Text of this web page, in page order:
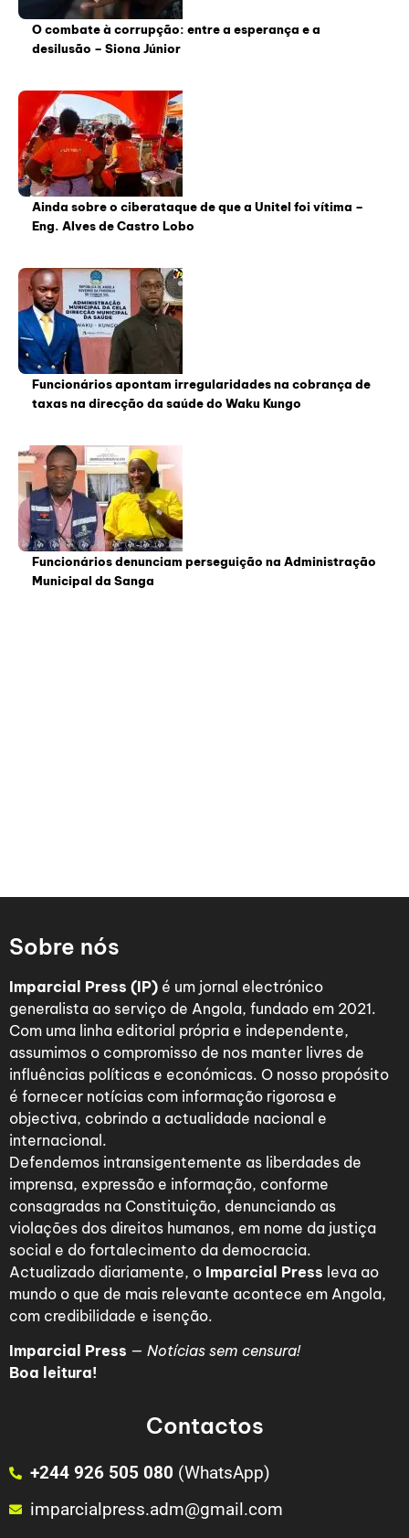
O combate à corrupção: entre a esperança e a
desilusão – Siona Júnior
Ainda sobre o ciberataque de que a Unitel foi vítima –
Eng. Alves de Castro Lobo
Funcionários apontam irregularidades na cobrança de
taxas na direcção da saúde do Waku Kungo
Funcionários denunciam perseguição na Administração
Municipal da Sanga
Sobre nós
Imparcial Press (IP) é um jornal electrónico
generalista ao serviço de Angola, fundado em 2021.
Com uma linha editorial própria e independente,
assumimos o compromisso de nos manter livres de
influências políticas e económicas. O nosso propósito
é fornecer notícias com informação rigorosa e
objectiva, cobrindo a actualidade nacional e
internacional.
Defendemos intransigentemente as liberdades de
imprensa, expressão e informação, conforme
consagradas na Constituição, denunciando as
violações dos direitos humanos, em nome da justiça
social e do fortalecimento da democracia.
Actualizado diariamente, o Imparcial Press leva ao
mundo o que de mais relevante acontece em Angola,
com credibilidade e isenção.
Imparcial Press — Notícias sem censura!
Boa leitura!
Contactos
+244 926 505 080 (WhatsApp)
imparcialpress.adm@gmail.com